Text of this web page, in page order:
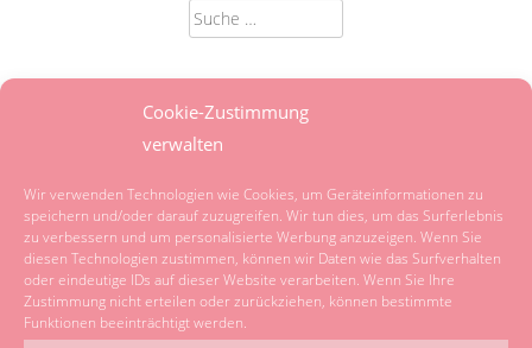
Cookie-Zustimmung
verwalten
Wir verwenden Technologien wie Cookies, um Geräteinformationen zu
speichern und/oder darauf zuzugreifen. Wir tun dies, um das Surferlebnis
zu verbessern und um personalisierte Werbung anzuzeigen. Wenn Sie
diesen Technologien zustimmen, können wir Daten wie das Surfverhalten
oder eindeutige IDs auf dieser Website verarbeiten. Wenn Sie Ihre
Zustimmung nicht erteilen oder zurückziehen, können bestimmte
Funktionen beeinträchtigt werden.
Suche
nach:
KATEGORIEN
Kategorien